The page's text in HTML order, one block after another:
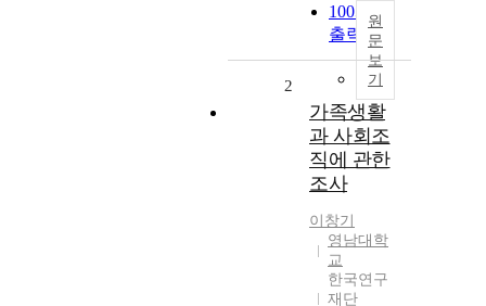
100개씩
출력
원
문
보
기
2
가족생활
과 사회조
직에 관한
조사
이창기
영남대학
교
한국연구
재단